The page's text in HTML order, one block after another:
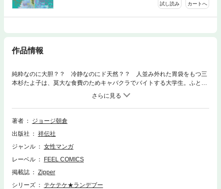
試し読み カートへ
作品情報
純粋なのに大胆？？ 冷静なのにド天然？？ 人並み外れた胃袋をもつ三
本杉たよ子は、莫大な食費のためキャバクラでバイトする大学生。ふとし
たことで出会った不思議な獣医・森野獅子王（ししお）に恋をするが、そ
の正体は誰にでも優しくしてしまう天然ジゴロだった！ ファッション誌
「Zipper」連載の大人気コミック★たよ子と先生のワイルド・アット・ラ
ブストーリー！！
著者
ジョージ朝倉
出版社
祥伝社
ジャンル
女性マンガ
レーベル
FEEL COMICS
掲載誌
Zipper
シリーズ
テケテケ★ランデブー